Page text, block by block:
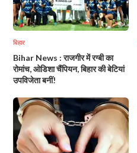
बिहार
Bihar News : राजगीर में रग्बी का
रोमांच, ओडिशा चैंपियन, बिहार की बेटियां
उपविजेता बनीं!